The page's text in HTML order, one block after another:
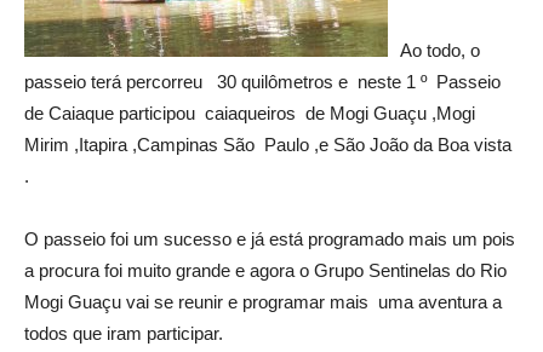
Ao todo, o
passeio terá percorreu 30 quilômetros e neste 1 º Passeio
de Caiaque participou caiaqueiros de Mogi Guaçu ,Mogi
Mirim ,Itapira ,Campinas São Paulo ,e São João da Boa vista
.
O passeio foi um sucesso e já está programado mais um pois
a procura foi muito grande e agora o Grupo Sentinelas do Rio
Mogi Guaçu vai se reunir e programar mais uma aventura a
todos que iram participar.